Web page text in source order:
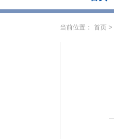
当前位置： 首页 >